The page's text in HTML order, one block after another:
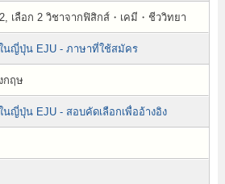
ลือก 2 วิชาจากฟิสิกส์・เคมี・ชีววิทยา
นญี่ปุ่น EJU - ภาษาที่ใช้สมัคร
กฤษ
นญี่ปุ่น EJU - สอบคัดเลือกเพื่ออ้างอิง